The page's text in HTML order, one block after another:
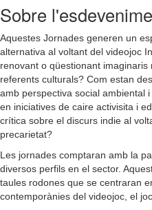
Sobre
Aquestes Jornades generen un
alternativa al voltant del videojoc
renovant o qüestionant
referents culturals? Com estan
amb perspectiva social ambiental
en iniciatives de caire activisita i
crítica sobre el discurs indie al
precarietat?
Les jornades comptaran amb la
diversos perfils en el sector.
taules rodones que se centraran
contemporànies del videojoc, el